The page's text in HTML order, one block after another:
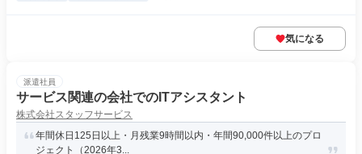
気になる
派遣社員
サービス関連の会社でのITアシスタント
株式会社スタッフサービス
年間休日125日以上・月残業9時間以内・年間90,000件以上のプロ
ジェクト（2026年3...